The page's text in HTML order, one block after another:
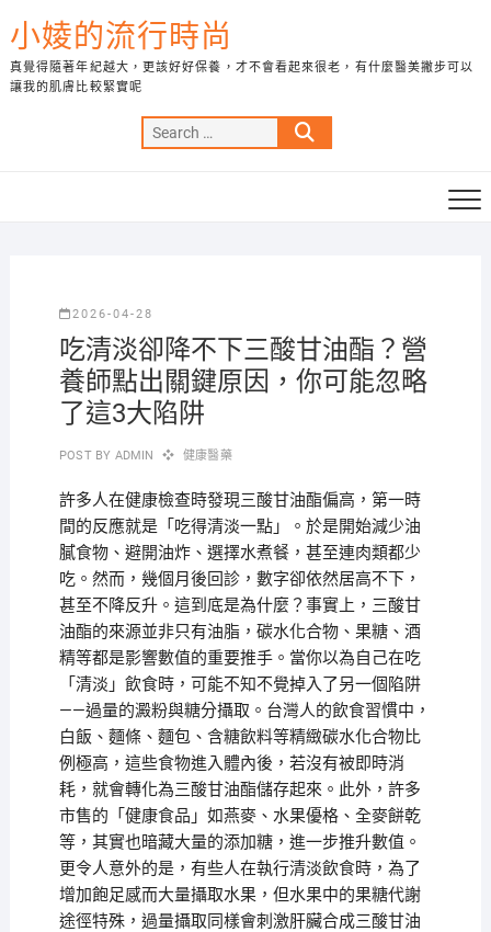
to
content
小婈的流行時尚
真覺得隨著年紀越大，更該好好保養，才不會看起來很老，有什麼醫美撇步可以
讓我的肌膚比較緊實呢
Search
…
2026-04-28
吃清淡卻降不下三酸甘油酯？營
養師點出關鍵原因，你可能忽略
了這3大陷阱
POST BY ADMIN 健康醫藥
許多人在健康檢查時發現三酸甘油酯偏高，第一時
間的反應就是「吃得清淡一點」。於是開始減少油
膩食物、避開油炸、選擇水煮餐，甚至連肉類都少
吃。然而，幾個月後回診，數字卻依然居高不下，
甚至不降反升。這到底是為什麼？事實上，三酸甘
油酯的來源並非只有油脂，碳水化合物、果糖、酒
精等都是影響數值的重要推手。當你以為自己在吃
「清淡」飲食時，可能不知不覺掉入了另一個陷阱
——過量的澱粉與糖分攝取。台灣人的飲食習慣中，
白飯、麵條、麵包、含糖飲料等精緻碳水化合物比
例極高，這些食物進入體內後，若沒有被即時消
耗，就會轉化為三酸甘油酯儲存起來。此外，許多
市售的「健康食品」如燕麥、水果優格、全麥餅乾
等，其實也暗藏大量的添加糖，進一步推升數值。
更令人意外的是，有些人在執行清淡飲食時，為了
增加飽足感而大量攝取水果，但水果中的果糖代謝
途徑特殊，過量攝取同樣會刺激肝臟合成三酸甘油